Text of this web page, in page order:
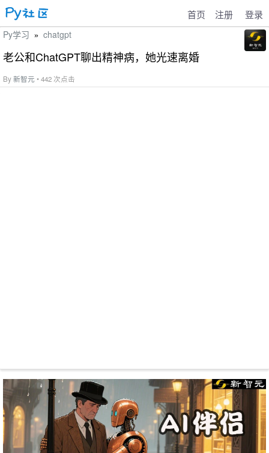
首页 注册 登录
Py学习 » chatgpt
老公和ChatGPT聊出精神病，她光速离婚
By新智元 • 442 次点击